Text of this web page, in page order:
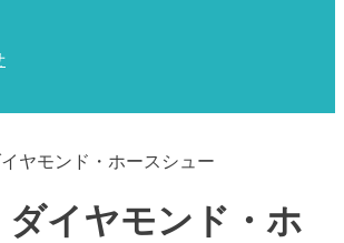
ヤモンド・ホースシュー
ダイヤモンド・ホ